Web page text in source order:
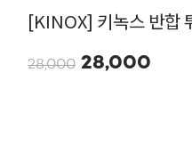
[KINOX] 키녹스 반합
28,000 28,000